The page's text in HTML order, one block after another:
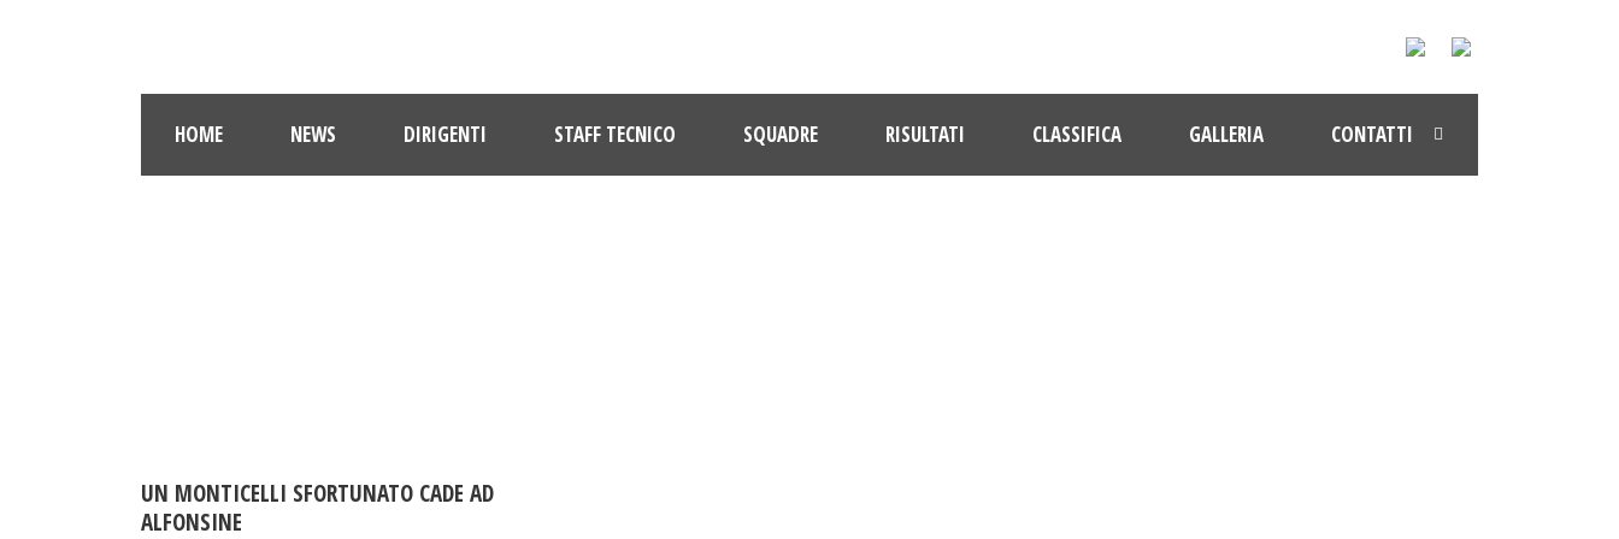
HOME NEWS DIRIGENTI STAFF TECNICO SQUADRE RISULTATI CLASSIFICA GALLERIA CONTATTI
UN MONTICELLI SFORTUNATO CADE AD
ALFONSINE